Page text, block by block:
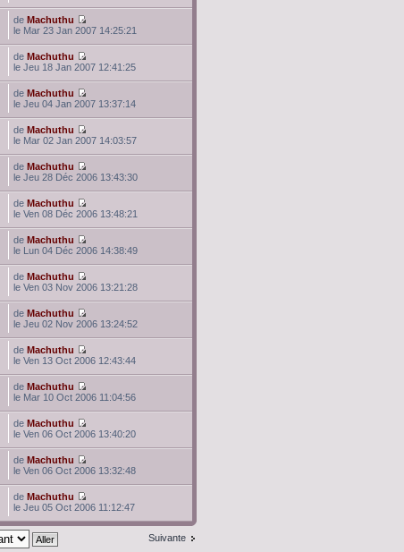
de Machuthu
le Mar 23 Jan 2007 14:25:21
de Machuthu
le Jeu 18 Jan 2007 12:41:25
de Machuthu
le Jeu 04 Jan 2007 13:37:14
de Machuthu
le Mar 02 Jan 2007 14:03:57
de Machuthu
le Jeu 28 Déc 2006 13:43:30
de Machuthu
le Ven 08 Déc 2006 13:48:21
de Machuthu
le Lun 04 Déc 2006 14:38:49
de Machuthu
le Ven 03 Nov 2006 13:21:28
de Machuthu
le Jeu 02 Nov 2006 13:24:52
de Machuthu
le Ven 13 Oct 2006 12:43:44
de Machuthu
le Mar 10 Oct 2006 11:04:56
de Machuthu
le Ven 06 Oct 2006 13:40:20
de Machuthu
le Ven 06 Oct 2006 13:32:48
de Machuthu
le Jeu 05 Oct 2006 11:12:47
Suivante